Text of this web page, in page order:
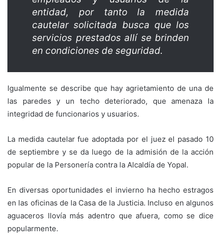
entidad, por tanto la medida
cautelar solicitada busca que los
servicios prestados allí se brinden
en condiciones de seguridad.
Igualmente se describe que hay agrietamiento de una de
las paredes y un techo deteriorado, que amenaza la
integridad de funcionarios y usuarios.
La medida cautelar fue adoptada por el juez el pasado 10
de septiembre y se da luego de la admisión de la acción
popular de la Personería contra la Alcaldía de Yopal.
En diversas oportunidades el invierno ha hecho estragos
en las oficinas de la Casa de la Justicia. Incluso en algunos
aguaceros llovía más adentro que afuera, como se dice
popularmente.